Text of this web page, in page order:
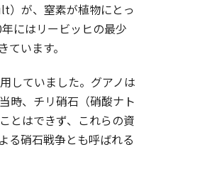
）が、窒素が植物にとっ
にはリービッヒの最少
います。
していました。グアノは
時、チリ硝石（硝酸ナト
とはできず、これらの資
る硝石戦争とも呼ばれる